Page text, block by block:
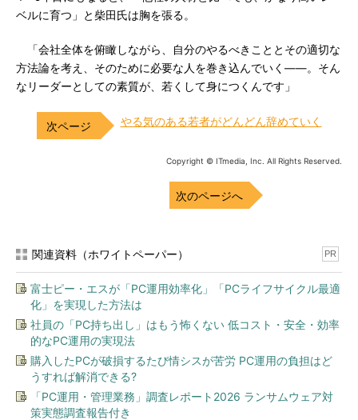
ベルに育つ」と柴田氏は胸を張る。
「会社全体を俯瞰しながら、自分のやるべきこととその適切な
方法論を考え、そのために必要な人を巻き込んでいく――。そん
なリーダーとしての素質が、若くして身につくんです」
やる気のある若者がどんどん辞めていく
Copyright © ITmedia, Inc. All Rights Reserved.
次のページへ
関連資料（ホワイトペーパー） PR
富士ピー・エスが「PC運用効率化」「PCライフサイクル最適
化」を実現した方法は
社員の「PC持ち出し」はもう怖くない 低コスト・安全・効率
的なPC運用の実現法
購入したPCが破損するたび情シスが苦労 PC運用の負担はど
うすれば解消できる?
「PC運用・管理業務」調査レポート2026 ランサムウェア対
策実態調査報告付き